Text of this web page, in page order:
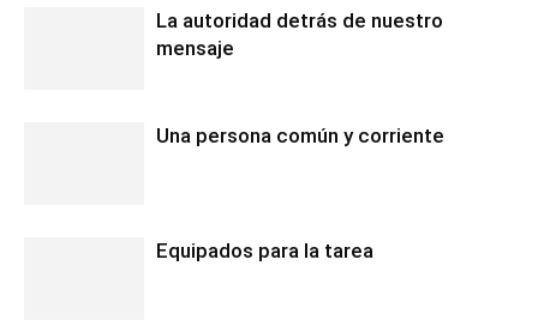
La autoridad detrás de nuestro
mensaje
Una persona común y corriente
Equipados para la tarea